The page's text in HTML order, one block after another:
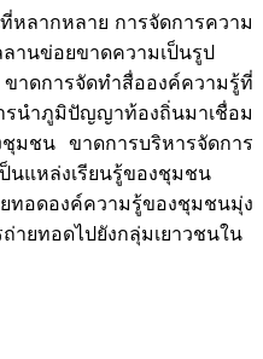
ลากหลาย การจัดการความ
านข่อยขาดความเป็นรูป
การจัดทำสื่อองค์ความรู้ที่
รนำภูมิปัญญาท้องถิ่นมาเชื่อม
ชุมชน ขาดการบริหารจัดการ
นแหล่งเรียนรู้ของชุมชน
ทอดองค์ความรู้ของชุมชนมุ่ง
ายทอดไปยังกลุ่มเยาวชนใน